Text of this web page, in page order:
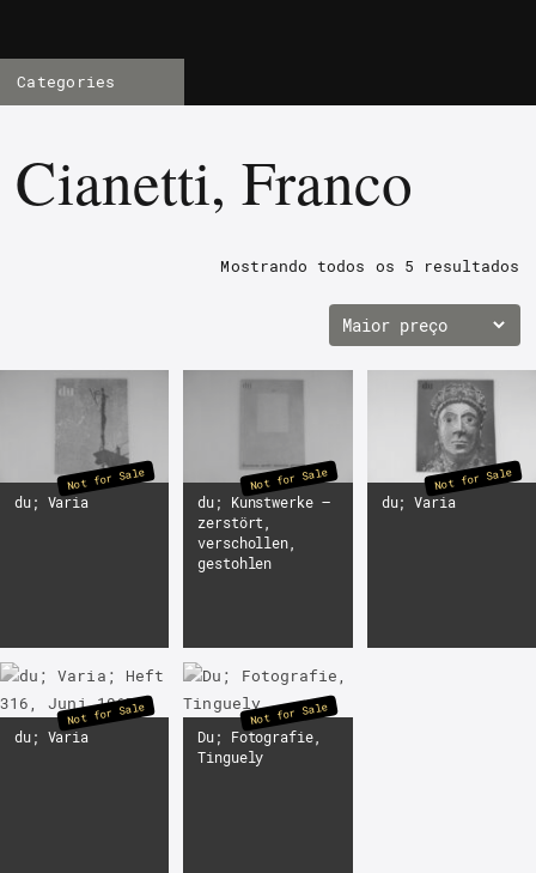
Categories
Cianetti, Franco
Mostrando todos os 5 resultados
du; Varia
Not for Sale
du; Kunstwerke –
zerstört,
verschollen,
gestohlen
Not for Sale
du; Varia
Not for Sale
du; Varia
Not for Sale
Du; Fotografie,
Tinguely
Not for Sale